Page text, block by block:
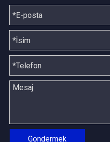
Göndermek